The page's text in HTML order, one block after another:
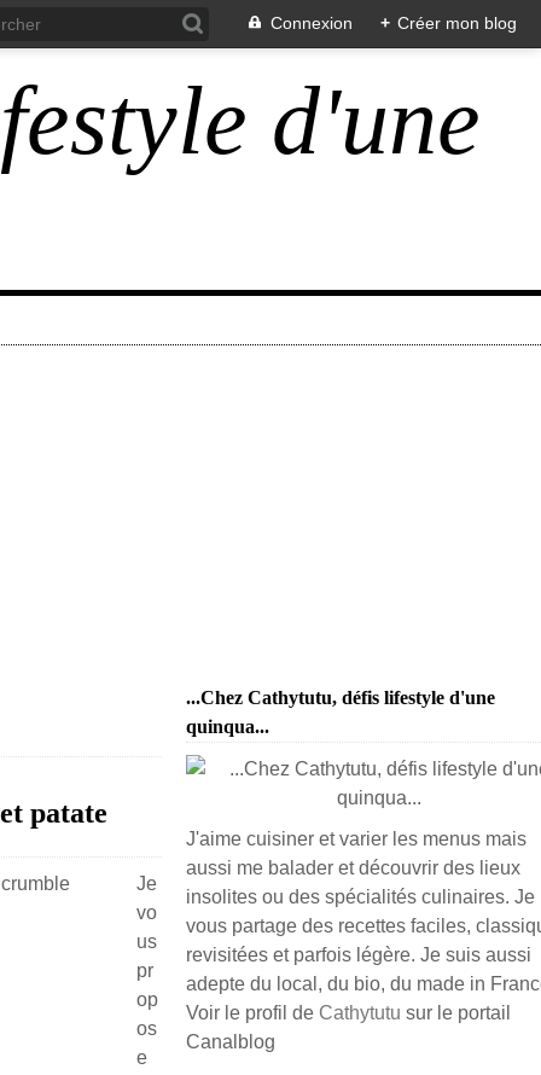
Connexion + Créer mon blog
d'une
patate
Je
vo
us
pr
op
os
e
...Chez Cathytutu, défis lifestyle d'une
quinqua...
J'aime cuisiner et varier les menus mais
aussi me balader et découvrir des lieux
insolites ou des spécialités culinaires. Je
vous partage des recettes faciles,
revisitées et parfois légère. Je suis aussi
adepte du local, du bio, du made in
Voir le profil de Cathytutu sur le portail
Canalblog